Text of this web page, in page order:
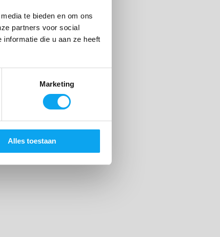
te bieden en om ons
partners voor social
die u aan ze heeft
Marketing
Alles toestaan